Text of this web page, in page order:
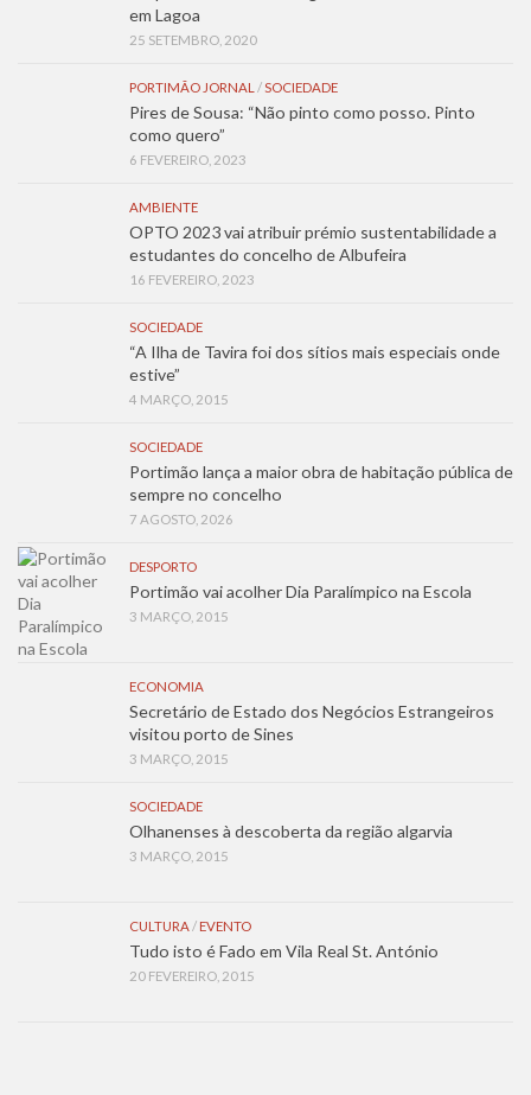
em Lagoa
25 SETEMBRO, 2020
PORTIMÃO JORNAL /SOCIEDADE
Pires de Sousa: “Não pinto como posso. Pinto
como quero”
6 FEVEREIRO, 2023
AMBIENTE
OPTO 2023 vai atribuir prémio sustentabilidade a
estudantes do concelho de Albufeira
16 FEVEREIRO, 2023
SOCIEDADE
“A Ilha de Tavira foi dos sítios mais especiais onde
estive”
4 MARÇO, 2015
SOCIEDADE
Portimão lança a maior obra de habitação pública de
sempre no concelho
7 AGOSTO, 2026
DESPORTO
Portimão vai acolher Dia Paralímpico na Escola
3 MARÇO, 2015
ECONOMIA
Secretário de Estado dos Negócios Estrangeiros
visitou porto de Sines
3 MARÇO, 2015
SOCIEDADE
Olhanenses à descoberta da região algarvia
3 MARÇO, 2015
CULTURA/ EVENTO
Tudo isto é Fado em Vila Real St. António
20 FEVEREIRO, 2015